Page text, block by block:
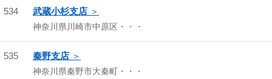
534 武蔵小杉支店
神奈川県川崎市中原区・・・
535 秦野支店
神奈川県秦野市大秦町・・・